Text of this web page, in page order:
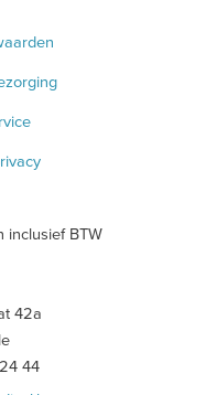
inclusief BTW
42a
44